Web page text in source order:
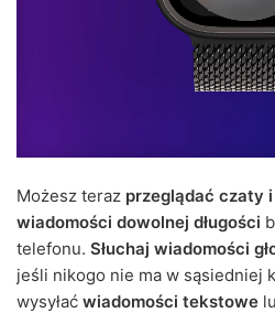
Możesz teraz przeglądać czaty
wiadomości dowolnej długości
telefonu. Słuchaj wiadomości
jeśli nikogo nie ma w sąsiedniej
wysyłać wiadomości tekstowe